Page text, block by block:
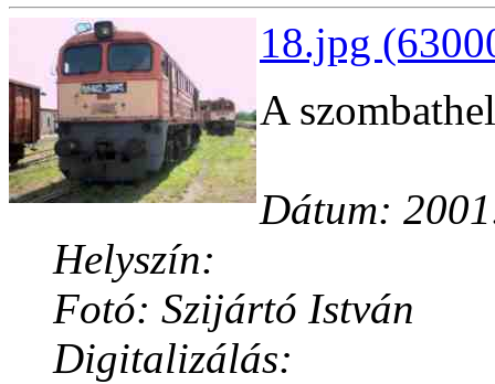
18.jpg
A
Dátum:
Helyszín:
Fotó: Szijártó István
Digitalizálás: